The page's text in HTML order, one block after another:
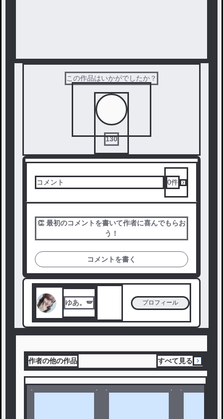
この作品はいかがでしたか？
130
コメント 0件
👏 最初のコメントを書いて作者に喜んでもらお
う！
コメントを書く
ゆあ。🪽 プロフィール
作者の他の作品 すべて見る